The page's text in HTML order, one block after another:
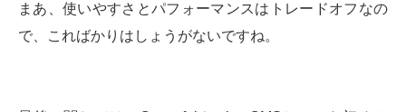
まあ、使いやすさとパフォーマンスはトレードオフなの
で、こればかりはしょうがないですね。